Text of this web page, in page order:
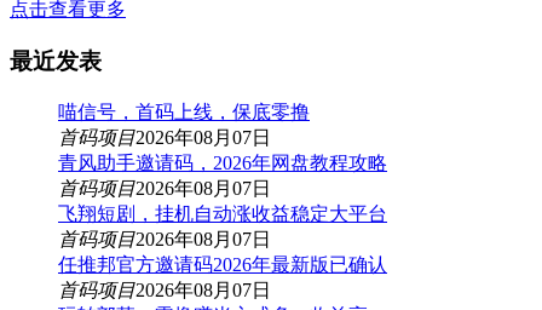
点击查看更多
最近发表
喵信号，首码上线，保底零撸
首码项目2026年08月07日
青风助手邀请码，2026年网盘教程攻略
首码项目2026年08月07日
飞翔短剧，挂机自动涨收益稳定大平台
首码项目2026年08月07日
任推邦官方邀请码2026年最新版已确认
首码项目2026年08月07日